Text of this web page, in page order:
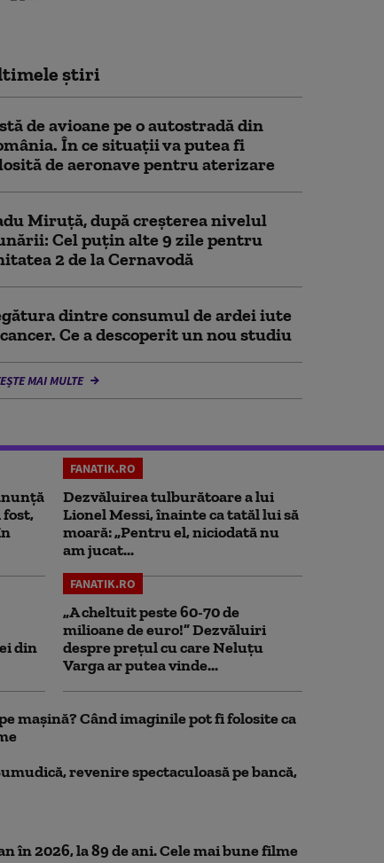
știri
de avioane pe o autostradă din
În ce situații va putea fi
de aeronave pentru aterizare
Miruță, după creșterea nivelul
Cel puțin alte 9 zile pentru
2 de la Cernavodă
dintre consumul de ardei iute
Ce a descoperit un nou studiu
MAI MULTE
fost,
FANATIK.RO
Dezvăluirea tulburătoare a lui
Lionel Messi, înainte ca tatăl lui să
moară: „Pentru el, niciodată nu
am jucat...
din
FANATIK.RO
„A cheltuit peste 60-70 de
milioane de euro!” Dezvăluiri
despre prețul cu care Neluțu
Varga ar putea vinde...
mașină? Când imaginile pot fi folosite ca
revenire spectaculoasă pe bancă,
în 2026, la 89 de ani. Cele mai bune filme